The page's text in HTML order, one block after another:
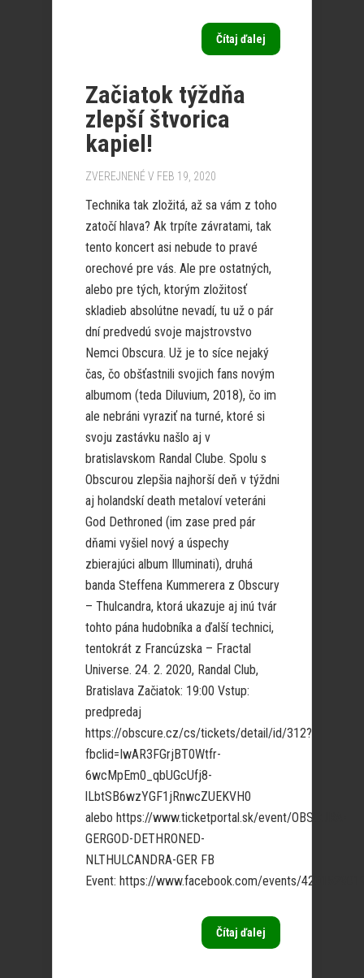
Čítaj ďalej
Začiatok týždňa
zlepší štvorica
kapiel!
ZVEREJNENÉ V FEB 19, 2020
Technika tak zložitá, až sa vám z toho
zatočí hlava? Ak trpíte závratami, tak
tento koncert asi nebude to pravé
orechové pre vás. Ale pre ostatných,
alebo pre tých, ktorým zložitosť
skladieb absolútne nevadí, tu už o pár
dní predvedú svoje majstrovstvo
Nemci Obscura. Už je to síce nejaký
čas, čo obšťastnili svojich fans novým
albumom (teda Diluvium, 2018), čo im
ale nebráni vyraziť na turné, ktoré si
svoju zastávku našlo aj v
bratislavskom Randal Clube. Spolu s
Obscurou zlepšia najhorší deň v týždni
aj holandskí death metaloví veteráni
God Dethroned (im zase pred pár
dňami vyšiel nový a úspechy
zbierajúci album Illuminati), druhá
banda Steffena Kummerera z Obscury
– Thulcandra, ktorá ukazuje aj inú tvár
tohto pána hudobníka a ďalší technici,
tentokrát z Francúzska – Fractal
Universe. 24. 2. 2020, Randal Club,
Bratislava Začiatok: 19:00 Vstup:
predpredaj
https://obscure.cz/cs/tickets/detail/id/312?
fbclid=IwAR3FGrjBT0Wtfr-
6wcMpEm0_qbUGcUfj8-
lLbtSB6wzYGF1jRnwcZUEKVH0
alebo https://www.ticketportal.sk/event/OBSCURA-
GERGOD-DETHRONED-
NLTHULCANDRA-GER FB
Event: https://www.facebook.com/events/
Čítaj ďalej